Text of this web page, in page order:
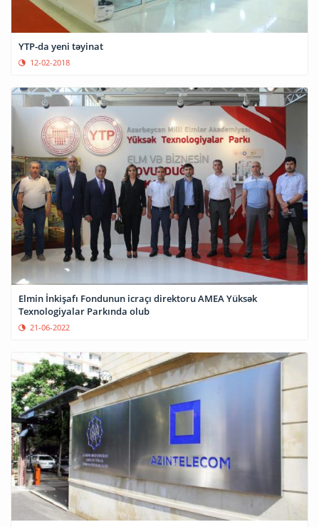
YTP-da yeni təyinat
12-02-2018
Elmin İnkişafı Fondunun icraçı direktoru AMEA Yüksək
Texnologiyalar Parkında olub
21-06-2022